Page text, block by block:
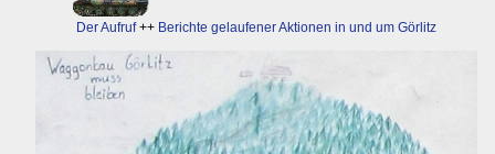
Der Aufruf++ Berichte gelaufener Aktionen in und um Görlitz